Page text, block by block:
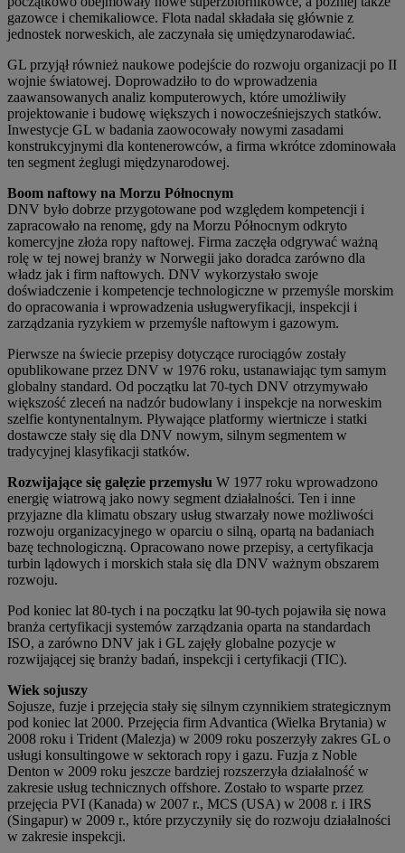
gazowce i chemikaliowce. Flota nadal składała się głównie z
jednostek norweskich, ale zaczynała się umiędzynarodawiać.
GL przyjął również naukowe podejście do rozwoju organizacji po II
wojnie światowej. Doprowadziło to do wprowadzenia
zaawansowanych analiz komputerowych, które umożliwiły
projektowanie i budowę większych i nowocześniejszych statków.
Inwestycje GL w badania zaowocowały nowymi zasadami
konstrukcyjnymi dla kontenerowców, a firma wkrótce zdominowała
ten segment żeglugi międzynarodowej.
Boom naftowy na Morzu Północnym
DNV było dobrze przygotowane pod względem kompetencji i
zapracowało na renomę, gdy na Morzu Północnym odkryto
komercyjne złoża ropy naftowej. Firma zaczęła odgrywać ważną
rolę w tej nowej branży w Norwegii jako doradca zarówno dla
władz jak i firm naftowych. DNV wykorzystało swoje
doświadczenie i kompetencje technologiczne w przemyśle morskim
do opracowania i wprowadzenia usługweryfikacji, inspekcji i
zarządzania ryzykiem w przemyśle naftowym i gazowym.
Pierwsze na świecie przepisy dotyczące rurociągów zostały
opublikowane przez DNV w 1976 roku, ustanawiając tym samym
globalny standard. Od początku lat 70-tych DNV otrzymywało
większość zleceń na nadzór budowlany i inspekcje na norweskim
szelfie kontynentalnym. Pływające platformy wiertnicze i statki
dostawcze stały się dla DNV nowym, silnym segmentem w
tradycyjnej klasyfikacji statków.
Rozwijające się gałęzie przemysłu W 1977 roku wprowadzono
energię wiatrową jako nowy segment działalności. Ten i inne
przyjazne dla klimatu obszary usług stwarzały nowe możliwości
rozwoju organizacyjnego w oparciu o silną, opartą na badaniach
bazę technologiczną. Opracowano nowe przepisy, a certyfikacja
turbin lądowych i morskich stała się dla DNV ważnym obszarem
rozwoju.
Pod koniec lat 80-tych i na początku lat 90-tych pojawiła się nowa
branża certyfikacji systemów zarządzania oparta na standardach
ISO, a zarówno DNV jak i GL zajęły globalne pozycje w
rozwijającej się branży badań, inspekcji i certyfikacji (TIC).
Wiek sojuszy
Sojusze, fuzje i przejęcia stały się silnym czynnikiem strategicznym
pod koniec lat 2000. Przejęcia firm Advantica (Wielka Brytania) w
2008 roku i Trident (Malezja) w 2009 roku poszerzyły zakres GL o
usługi konsultingowe w sektorach ropy i gazu. Fuzja z Noble
Denton w 2009 roku jeszcze bardziej rozszerzyła działalność w
zakresie usług technicznych offshore. Zostało to wsparte przez
przejęcia PVI (Kanada) w 2007 r., MCS (USA) w 2008 r. i IRS
(Singapur) w 2009 r., które przyczyniły się do rozwoju działalności
w zakresie inspekcji.